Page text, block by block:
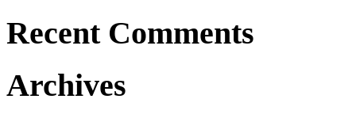
Recent Comments
Archives